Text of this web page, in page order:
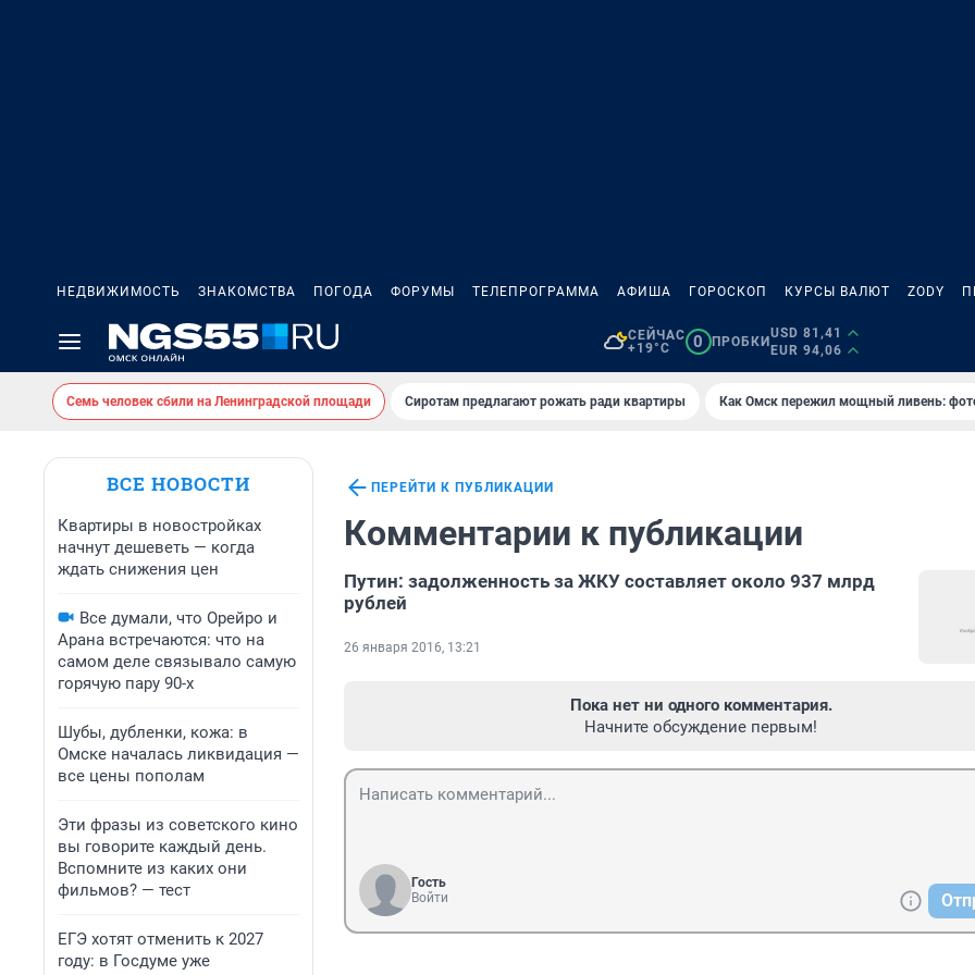
НЕДВИЖИМОСТЬ ЗНАКОМСТВА ПОГОДА ФОРУМЫ ТЕЛЕПРОГРАММА АФИША ГОРОСКОП КУРСЫ ВАЛЮТ ZODY
СЕЙЧАС
+19°C
0 ПРОБКИ
USD 81,41
EUR 94,06
Семь человек сбили на Ленинградской площади Сиротам предлагают рожать ради квартиры Как Омск пережил мощный ливень:
ВСЕ НОВОСТИ
Квартиры в новостройках
начнут дешеветь — когда
ждать снижения цен
Все думали, что Орейро и
Арана встречаются: что на
самом деле связывало самую
горячую пару 90-х
Шубы, дубленки, кожа: в
Омске началась ликвидация —
все цены пополам
Эти фразы из советского кино
вы говорите каждый день.
Вспомните из каких они
фильмов? — тест
ЕГЭ хотят отменить к 2027
году: в Госдуме уже
ПЕРЕЙТИ К ПУБЛИКАЦИИ
Комментарии к публикации
Путин: задолженность за ЖКУ составляет около 937 млрд
рублей
26 января 2016, 13:21
Пока нет ни одного комментария.
Начните обсуждение первым!
Гость
Войти